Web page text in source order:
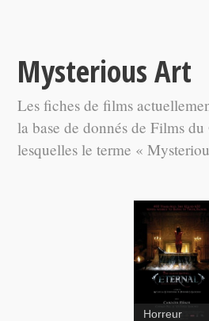
Mysterious Art
Les fiches de films
la base de donnés de Films
lesquelles le terme «
Horreur